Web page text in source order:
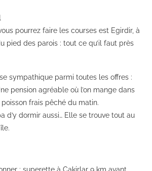
pourrez faire les courses est Egirdir, à
pied des parois : tout ce qu’il faut près
sympathique parmi toutes les offres :
pension agréable où l’on mange dans
frais pêché du matin.
d’y dormir aussi… Elle se trouve tout au
: superette à Cakirlar 9 km avant